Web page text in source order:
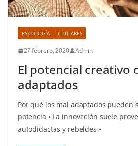
PSICOLOGÍA TITULARES
27 febrero, 2020 Admin
El potencial creativo
adaptados
Por qué los mal adaptados pueden
potencia • La innovación suele
autodidactas y rebeldes •